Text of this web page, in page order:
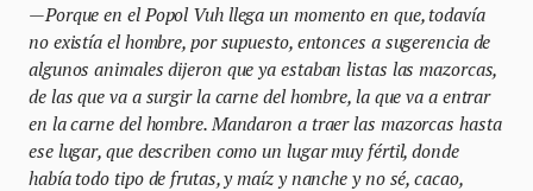
—Porque en el Popol Vuh llega un momento en que, todavía
no existía el hombre, por supuesto, entonces a sugerencia de
algunos animales dijeron que ya estaban listas las mazorcas,
de las que va a surgir la carne del hombre, la que va a entrar
en la carne del hombre. Mandaron a traer las mazorcas hasta
ese lugar, que describen como un lugar muy fértil, donde
había todo tipo de frutas, y maíz y nanche y no sé, cacao,